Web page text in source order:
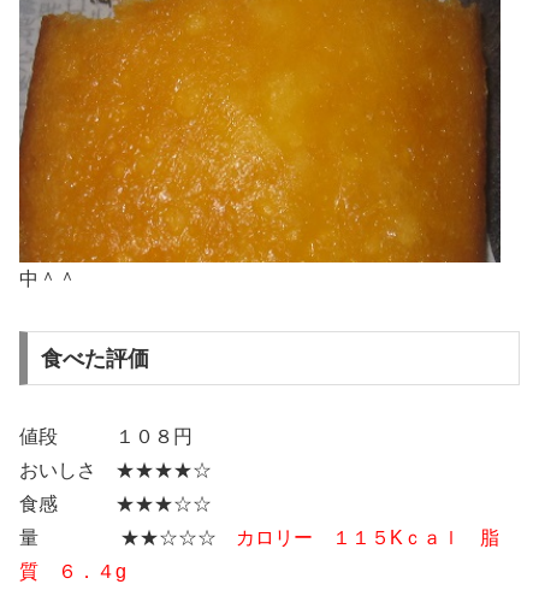
中＾＾
食べた評価
値段 １０８円
おいしさ ★★★★☆
食感 ★★★☆☆
量 ★★☆☆☆
カロリー １１５Kｃａｌ 脂
質 ６．４g